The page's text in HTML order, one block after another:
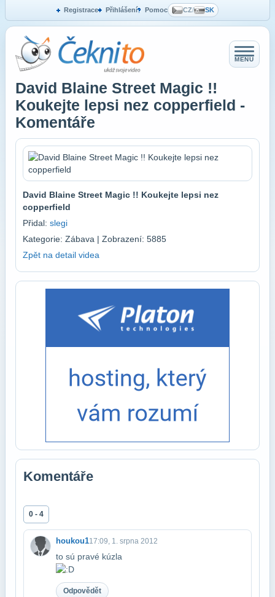
Registrace Přihlášení Pomoc CZ/ SK
MENU
David Blaine Street Magic !!
Koukejte lepsi nez copperfield -
Komentáře
David Blaine Street Magic !! Koukejte lepsi nez
copperfield
Přidal: slegi
Kategorie: Zábava | Zobrazení: 5885
Zpět na detail videa
Komentáře
0 - 4
houkou117:09, 1. srpna 2012
to sú pravé kúzla
Odpovědět